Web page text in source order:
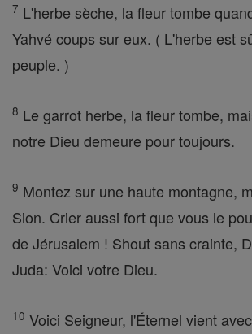
7 L'herbe sèche, la fleur tombe
Yahvé coups sur eux. ( L'herbe est
peuple. )
8 Le garrot herbe, la fleur tombe,
notre Dieu demeure pour toujours.
9 Montez sur une haute montagne,
Sion. Crier aussi fort que vous le
de Jérusalem ! Shout sans crainte,
Juda: Voici votre Dieu.
10 Voici Seigneur, l'Éternel vient